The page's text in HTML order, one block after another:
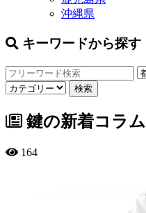
沖縄県
キーワードから探す
鍵の新着コラム
164